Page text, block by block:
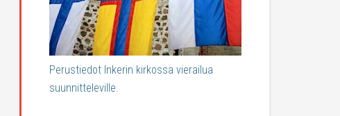
Perustiedot Inkerin kirkossa vierailua
suunnitteleville.